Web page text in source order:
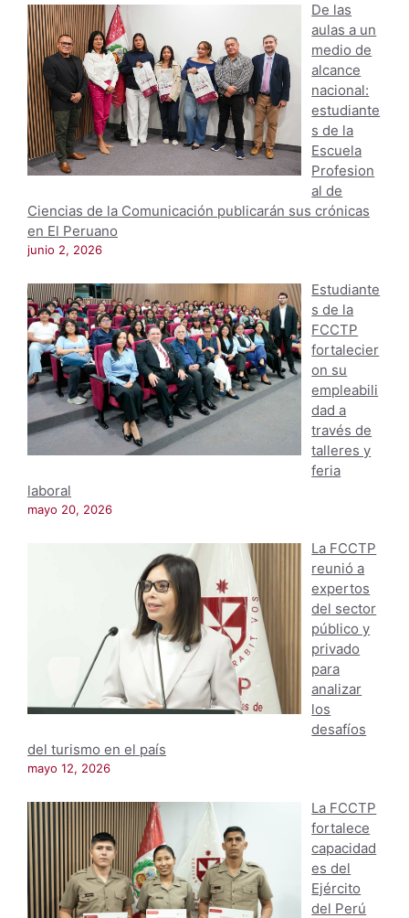
De las
aulas a un
medio de
alcance
nacional:
estudiante
s de la
Escuela
Profesion
al de
Ciencias de la Comunicación publicarán sus crónicas
en El Peruano
junio 2, 2026
Estudiante
s de la
FCCTP
fortalecier
on su
empleabili
dad a
través de
talleres y
feria
laboral
mayo 20, 2026
La FCCTP
reunió a
expertos
del sector
público y
privado
para
analizar
los
desafíos
del turismo en el país
mayo 12, 2026
La FCCTP
fortalece
capacidad
es del
Ejército
del Perú